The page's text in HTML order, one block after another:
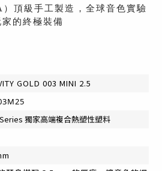
頂級手工製造，全球音色實驗
的終極裝備
GOLD 003 MINI 2.5
獨家高端複合熱塑性塑料